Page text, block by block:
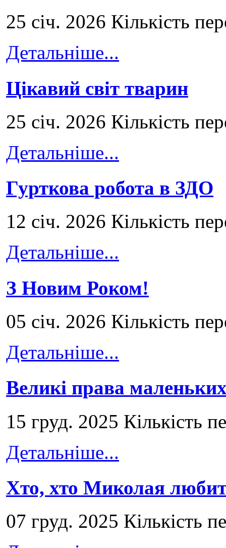
25 січ. 2026 Кількість
Детальніше...
Цікавий світ тварин
25 січ. 2026 Кількість
Детальніше...
Гурткова робота в ЗДО
12 січ. 2026 Кількість
Детальніше...
З Новим Роком!
05 січ. 2026 Кількість
Детальніше...
Великі права маленьких
15 груд. 2025 Кількість
Детальніше...
Хто, хто Миколая
07 груд. 2025 Кількість